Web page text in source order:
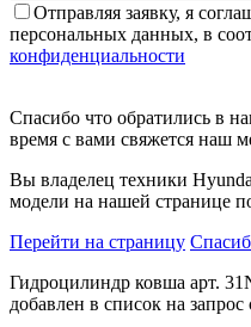
Отправляя заявку, я
персональных данных, в
конфиденциальности
Спасибо что обратились в
время с вами свяжется наш
Вы владелец техники
модели на нашей странице
Перейти на страницу
Гидроцилиндр ковша арт.
добавлен в список на запрос